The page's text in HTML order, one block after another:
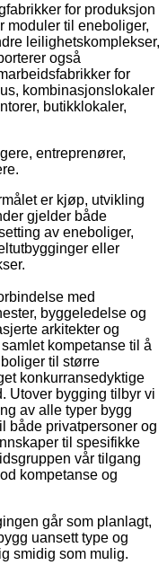
for produksjon
moduler til eneboliger,
leilighetskomplekser,
også
for
kombinasjonslokaler
butikklokaler,
entreprenører,
er kjøp, utvikling
gjelder både
av eneboliger,
eller
med
byggeledelse og
arkitekter og
kompetanse til å
til større
konkurransedyktige
Utover bygging tilbyr vi
av alle typer bygg
både privatpersoner og
til spesifikke
vår tilgang
kompetanse og
går som planlagt,
uansett type og
smidig som mulig.